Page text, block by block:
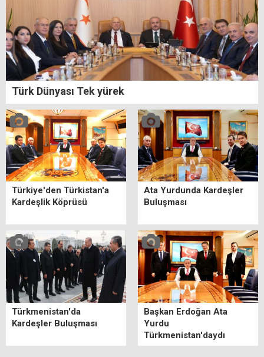
Türk Dünyası Tek yürek
Türkiye'den Türkistan'a
Kardeşlik Köprüsü
Ata Yurdunda Kardeşler
Buluşması
Türkmenistan'da
Kardeşler Buluşması
Başkan Erdoğan Ata
Yurdu
Türkmenistan'daydı